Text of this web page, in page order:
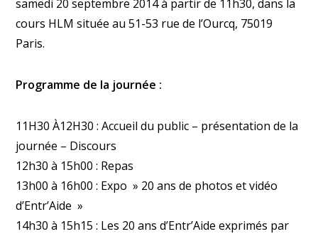
ACTUALITÉS
samedi 20 septembre 2014 à partir de 11h30, dans la
cours HLM située au 51-53 rue de l’Ourcq, 75019
Paris.
Programme de la journée :
11H30 À12H30 : Accueil du public – présentation de la
journée – Discours
12h30 à 15h00 : Repas
13h00 à 16h00 : Expo » 20 ans de photos et vidéo
d’Entr’Aide »
14h30 à 15h15 : Les 20 ans d’Entr’Aide exprimés par